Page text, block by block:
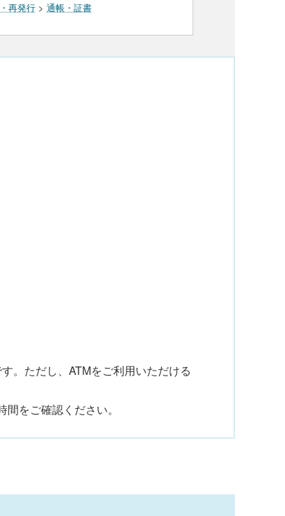
再発行> 通帳・証書
。ただし、ATMをご利用いただける
をご確認ください。